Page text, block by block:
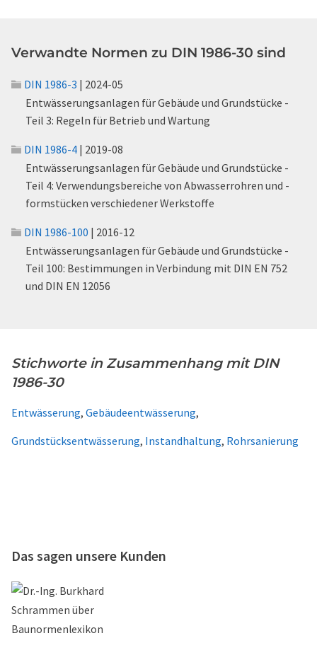
Verwandte Normen zu DIN 1986-30 sind
DIN 1986-3 | 2024-05
Entwässerungsanlagen für Gebäude und Grundstücke -
Teil 3: Regeln für Betrieb und Wartung
DIN 1986-4 | 2019-08
Entwässerungsanlagen für Gebäude und Grundstücke -
Teil 4: Verwendungsbereiche von Abwasserrohren und -
formstücken verschiedener Werkstoffe
DIN 1986-100 | 2016-12
Entwässerungsanlagen für Gebäude und Grundstücke -
Teil 100: Bestimmungen in Verbindung mit DIN EN 752
und DIN EN 12056
Stichworte in Zusammenhang mit DIN
1986-30
Entwässerung, Gebäudeentwässerung,
Grundstücksentwässerung, Instandhaltung, Rohrsanierung
Das sagen unsere Kunden